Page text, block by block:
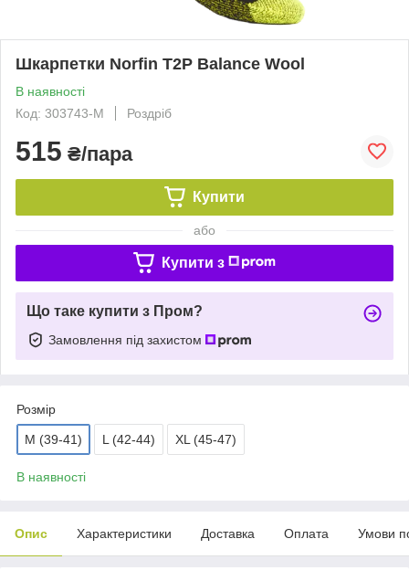
Шкарпетки Norfin T2P Balance Wool
В наявності
Код: 303743-M
Роздріб
515 ₴/пара
Купити
або
Купити з
Що таке купити з Пром?
Замовлення під захистом
Розмір
M (39-41) L (42-44) XL (45-47)
В наявності
Опис Характеристики Доставка Оплата Умови